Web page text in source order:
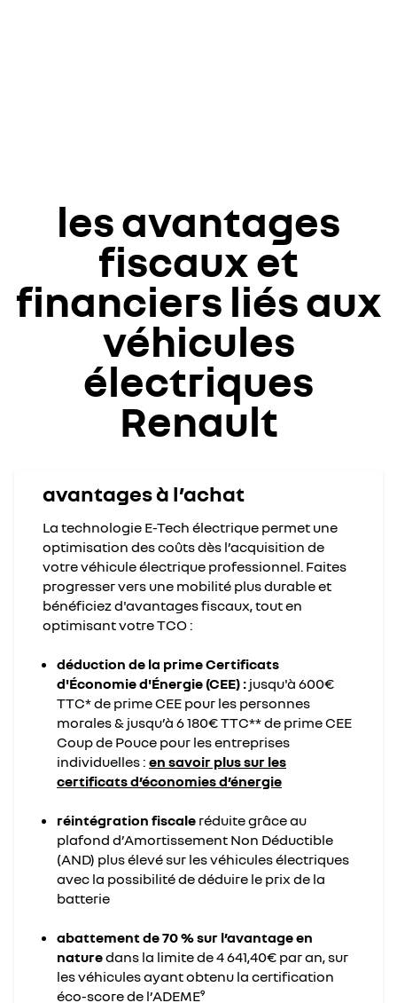
les avantages
fiscaux et
financiers liés aux
véhicules
électriques
Renault
avantages à l’achat
La technologie E-Tech électrique permet une
optimisation des coûts dès l’acquisition de
votre véhicule électrique professionnel. Faites
progresser vers une mobilité plus durable et
bénéficiez d'avantages fiscaux, tout en
optimisant votre TCO :
déduction de la prime Certificats
d'Économie d'Énergie (CEE) : jusqu'à 600€
TTC* de prime CEE pour les personnes
morales & jusqu’à 6 180€ TTC** de prime CEE
Coup de Pouce pour les entreprises
individuelles : en savoir plus sur les
certificats d’économies d’énergie
réintégration fiscale réduite grâce au
plafond d’Amortissement Non Déductible
(AND) plus élevé sur les véhicules électriques
avec la possibilité de déduire le prix de la
batterie
abattement de 70 % sur l’avantage en
naturedans la limite de 4 641,40€ par an, sur
les véhicules ayant obtenu la certification
éco-score de l’ADEME⁹